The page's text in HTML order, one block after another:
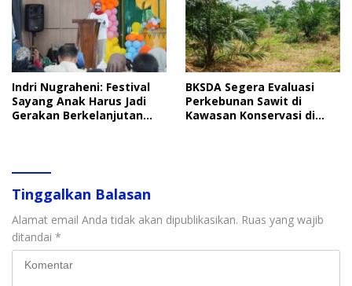
Indri Nugraheni: Festival
Sayang Anak Harus Jadi
Gerakan Berkelanjutan
BKSDA Segera Evaluasi
Perkebunan Sawit di
Kawasan Konservasi di
Tinggalkan Balasan
Alamat email Anda tidak akan dipublikasikan. Ruas yang wajib
ditandai *